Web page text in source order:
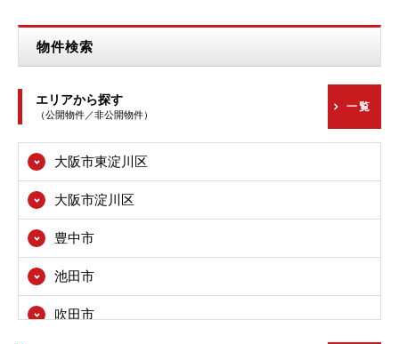
物件検索
エリアから探す
（公開物件／非公開物件）
一覧
大阪市東淀川区
大阪市淀川区
豊中市
池田市
吹田市